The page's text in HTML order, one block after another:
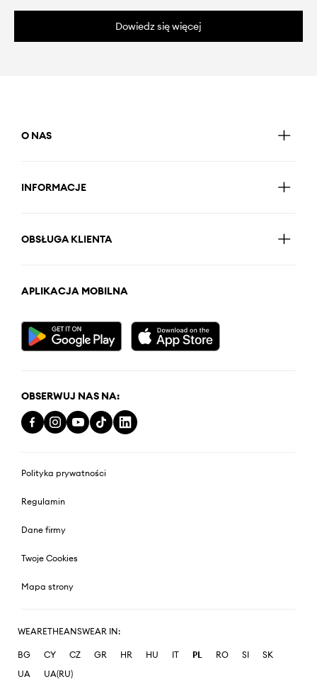
Dowiedz się więcej
O NAS
INFORMACJE
OBSŁUGA KLIENTA
APLIKACJA MOBILNA
OBSERWUJ NAS NA:
Polityka prywatności
Regulamin
Dane firmy
Twoje Cookies
Mapa strony
WEARETHEANSWEAR IN:
BG CY CZ GR HR HU IT PL RO SI
SK
UA
UA(RU)